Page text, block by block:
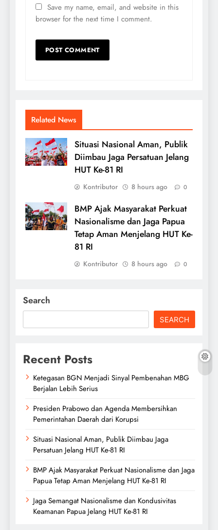
Save my name, email, and website in this
browser for the next time I comment.
Related News
Situasi Nasional Aman, Publik
Diimbau Jaga Persatuan Jelang
HUT Ke-81 RI
Kontributor 8 hours ago 0
BMP Ajak Masyarakat Perkuat
Nasionalisme dan Jaga Papua
Tetap Aman Menjelang HUT Ke-
81 RI
Kontributor 8 hours ago 0
Search
SEARCH
Recent Posts
Ketegasan BGN Menjadi Sinyal Pembenahan MBG
Berjalan Lebih Serius
Presiden Prabowo dan Agenda Membersihkan
Pemerintahan Daerah dari Korupsi
Situasi Nasional Aman, Publik Diimbau Jaga
Persatuan Jelang HUT Ke-81 RI
BMP Ajak Masyarakat Perkuat Nasionalisme dan Jaga
Papua Tetap Aman Menjelang HUT Ke-81 RI
Jaga Semangat Nasionalisme dan Kondusivitas
Keamanan Papua Jelang HUT Ke-81 RI